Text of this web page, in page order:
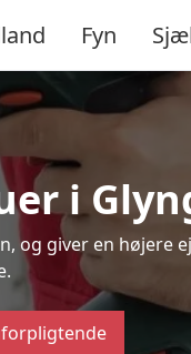
Fyn
i
og giver en højere